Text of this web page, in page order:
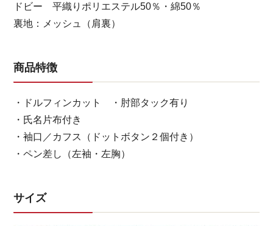
ドビー 平織りポリエステル50％・綿50％
裏地：メッシュ（肩裏）
商品特徴
・ドルフィンカット ・肘部タック有り
・氏名片布付き
・袖口／カフス（ドットボタン２個付き）
・ペン差し（左袖・左胸）
サイズ